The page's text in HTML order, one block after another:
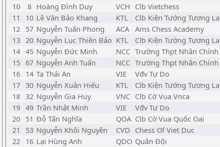
10
8 Hoàng Đình Duy VCH Clb Vietchess
11
10 Lê Văn Bảo Khang KTL
Clb Kiện Tướng Tương
12 57 Nguyễn Tuấn Phong ACA Ams Chess Academy
13 20 Nguyễn Lục Thiên Bảo KTL
Clb Kiện Tướng Tương
14 45 Nguyễn Đức Minh NCC Trường Thpt Nhân Chính
15 67 Nguyễn Anh Tuấn NCC Trường Thpt Nhân Chính
16 14 Tạ Thái An VIE
Vđv Tự Do
17 30 Nguyễn Xuân Hiếu KTL
Clb Kiện Tướng Tương
18 32 Nguyễn Gia Huy VNC Clb Cờ Vua Vnca
19 49 Trần Nhật Minh VIE
Vđv Tự Do
20 51 Đỗ Tấn Nghĩa QOA Clb Cờ Vua Quốc Oai
21
53 Nguyễn Khôi Nguyên CVD Chess Of Viet Duc
22 16 Lại Hùng Anh QDO Quân Đội